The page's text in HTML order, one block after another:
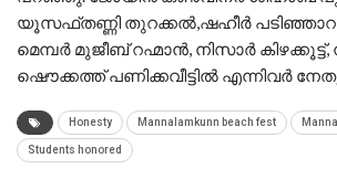
യൂസഫ്തണ്ണി തുറക്കൽ,ഷഹീർ
മെമ്പർ മുജീബ് റഹ്മാൻ, നിസാർ
ഷൌക്കത്ത് പണിക്കവീട്ടിൽ എന്നിവർ
Honesty Mannalamkunn beach fest
Students honored